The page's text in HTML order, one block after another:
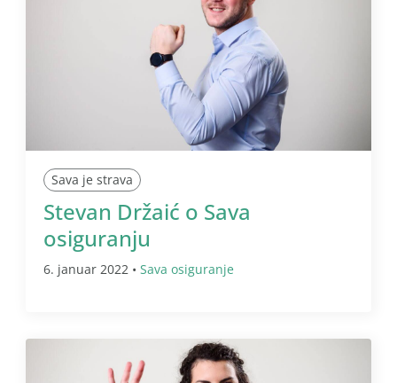
Sava je strava
Stevan Držaić o Sava
osiguranju
6. januar 2022 • Sava osiguranje